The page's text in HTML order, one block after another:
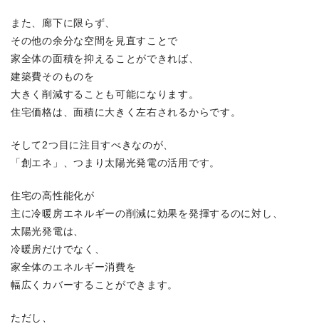
また、廊下に限らず、
その他の余分な空間を見直すことで
家全体の面積を抑えることができれば、
建築費そのものを
大きく削減することも可能になります。
住宅価格は、面積に大きく左右されるからです。
そして2つ目に注目すべきなのが、
「創エネ」、つまり太陽光発電の活用です。
住宅の高性能化が
主に冷暖房エネルギーの削減に効果を発揮するのに対し、
太陽光発電は、
冷暖房だけでなく、
家全体のエネルギー消費を
幅広くカバーすることができます。
ただし、